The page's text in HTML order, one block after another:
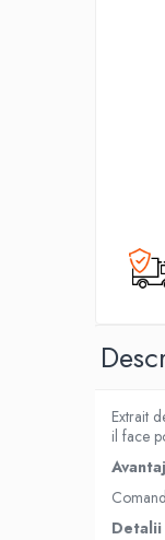
Extrait
il face